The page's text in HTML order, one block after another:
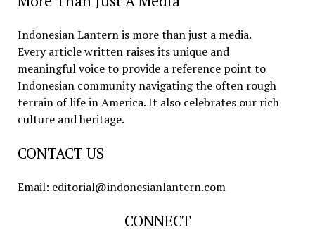
Indonesian Lantern is more than just a media.
Every article written raises its unique and
meaningful voice to provide a reference point to
Indonesian community navigating the often rough
terrain of life in America. It also celebrates our rich
culture and heritage.
CONTACT US
Email: editorial@indonesianlantern.com
CONNECT